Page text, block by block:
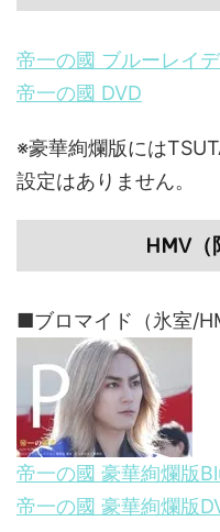
帝一の國 ブルーレイ
帝一の國 DVD
※豪華絢爛版には
設定はありません。
HMV（
■ブロマイド（氷室/
帝一の國 豪華絢爛版
帝一の國 豪華絢爛版